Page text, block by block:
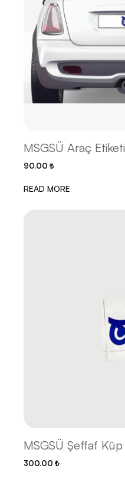
MSGSÜ Araç Etiketi
90.00 ₺
READ MORE
MSGSÜ Şeffaf Küp
300.00 ₺